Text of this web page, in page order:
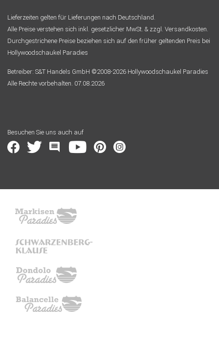
Lieferzeiten gelten für Lieferungen nach Deutschland.
Alle Preise verstehen sich inkl. gesetzlicher MwSt. & zzgl. Versandkosten.
Durchgestrichene Preise beziehen sich auf den früher geltenden Preis bei
Hollywoodschaukel Paradies
Betreiber: S&T Handels GmbH ©2008-2026 Hollywoodschaukel Paradies
Alle Rechte vorbehalten. 07.08.2026
Besuchen Sie uns auch auf